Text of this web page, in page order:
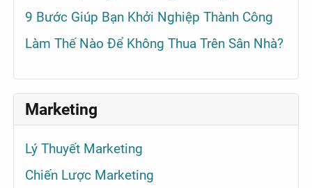
9 Bước Giúp Bạn Khởi Nghiệp Thành Công
Làm Thế Nào Để Không Thua Trên Sân Nhà?
Marketing
Lý Thuyết Marketing
Chiến Lược Marketing